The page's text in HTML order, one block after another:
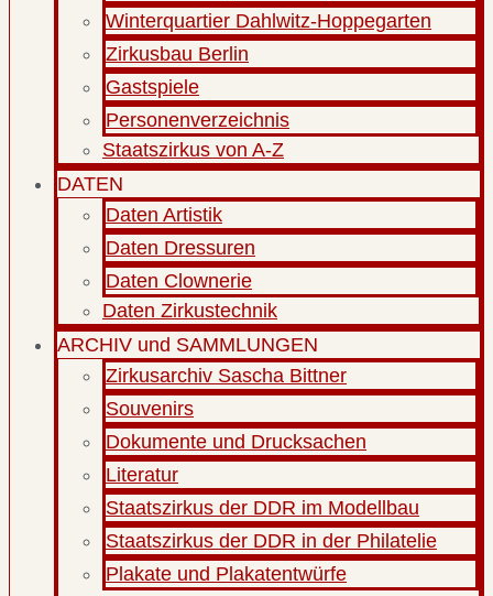
Winterquartier Dahlwitz-Hoppegarten
Zirkusbau Berlin
Gastspiele
Personenverzeichnis
Staatszirkus von A-Z
DATEN
Daten Artistik
Daten Dressuren
Daten Clownerie
Daten Zirkustechnik
ARCHIV und SAMMLUNGEN
Zirkusarchiv Sascha Bittner
Souvenirs
Dokumente und Drucksachen
Literatur
Staatszirkus der DDR im Modellbau
Staatszirkus der DDR in der Philatelie
Plakate und Plakatentwürfe